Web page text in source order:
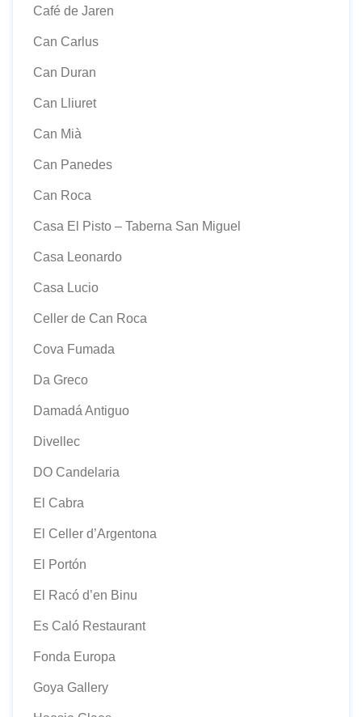
Café de Jaren
Can Carlus
Can Duran
Can Lliuret
Can Mià
Can Panedes
Can Roca
Casa El Pisto – Taberna San Miguel
Casa Leonardo
Casa Lucio
Celler de Can Roca
Cova Fumada
Da Greco
Damadá Antiguo
Divellec
DO Candelaria
El Cabra
El Celler d’Argentona
El Portón
El Racó d’en Binu
Es Caló Restaurant
Fonda Europa
Goya Gallery